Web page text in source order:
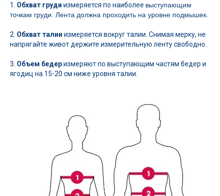
1. Обхват груди измеряется по наиболее выступающим
точкам груди. Лента должна проходить на уровне подмышек.
2. Обхват талии измеряется вокруг талии. Снимая мерку, не
напрягайте живот держите измерительную ленту свободно.
3. Объем бедеризмеряют по выступающим частям бедер и
ягодиц на 15-20 см ниже уровня талии.